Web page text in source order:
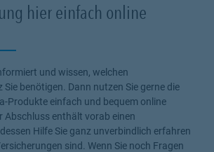
hier einfach online
und wissen, welchen
benötigen. Dann nutzen Sie gerne die
Produkte einfach und bequem online
Abschluss enthält vorab einen
Hilfe Sie ganz unverbindlich erfahren
sind. Wenn Sie noch Fragen